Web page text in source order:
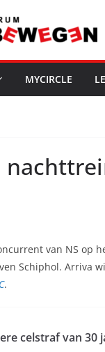
MYCIRCLE
van NS op
Schiphol. Arriva
.
celstraf van 30